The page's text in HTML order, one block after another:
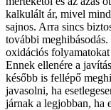
kalkulált ár, mivel
sajnos. Arra sincs
további
oxidációs
Ennek ellenére a
később is fellépő
javasolni, ha
járnak a legjobban, ha